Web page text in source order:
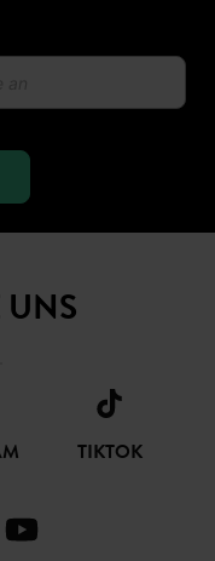
UNS
TIKTOK